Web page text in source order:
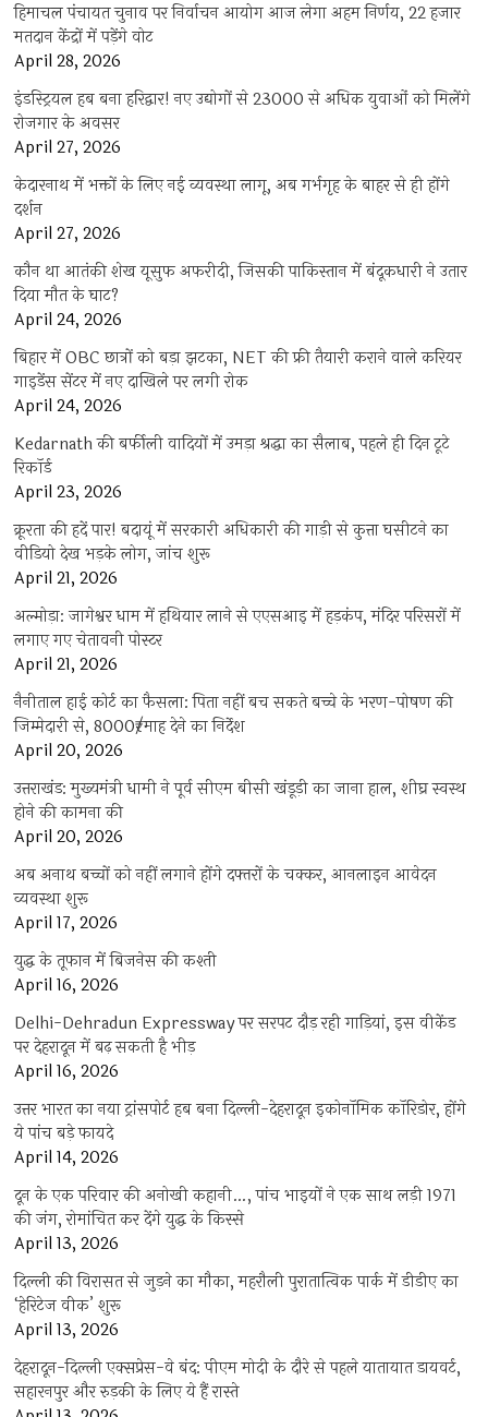
हिमाचल पंचायत चुनाव पर निर्वाचन आयोग आज लेगा अहम निर्णय, 22 हजार
मतदान केंद्रों में पड़ेंगे वोट
April 28, 2026
इंडस्ट्रियल हब बना हरिद्वार! नए उद्योगों से 23000 से अधिक युवाओं को मिलेंगे
रोजगार के अवसर
April 27, 2026
केदारनाथ में भक्तों के लिए नई व्यवस्था लागू, अब गर्भगृह के बाहर से ही होंगे
दर्शन
April 27, 2026
कौन था आतंकी शेख यूसुफ अफरीदी, जिसकी पाकिस्तान में बंदूकधारी ने उतार
दिया मौत के घाट?
April 24, 2026
बिहार में OBC छात्रों को बड़ा झटका, NET की फ्री तैयारी कराने वाले करियर
गाइडेंस सेंटर में नए दाखिले पर लगी रोक
April 24, 2026
Kedarnath की बर्फीली वादियों में उमड़ा श्रद्धा का सैलाब, पहले ही दिन टूटे
रिकॉर्ड
April 23, 2026
क्रूरता की हदें पार! बदायूं में सरकारी अधिकारी की गाड़ी से कुत्ता घसीटने का
वीडियो देख भड़के लोग, जांच शुरू
April 21, 2026
अल्मोड़ा: जागेश्वर धाम में हथियार लाने से एएसआइ में हड़कंप, मंदिर परिसरों में
लगाए गए चेतावनी पोस्टर
April 21, 2026
नैनीताल हाई कोर्ट का फैसला: पिता नहीं बच सकते बच्चे के भरण-पोषण की
जिम्मेदारी से, 8000₹/माह देने का निर्देश
April 20, 2026
उत्तराखंड: मुख्यमंत्री धामी ने पूर्व सीएम बीसी खंडूड़ी का जाना हाल, शीघ्र स्वस्थ
होने की कामना की
April 20, 2026
अब अनाथ बच्चों को नहीं लगाने होंगे दफ्तरों के चक्कर, आनलाइन आवेदन
व्यवस्था शुरू
April 17, 2026
युद्ध के तूफान में बिजनेस की कश्ती
April 16, 2026
Delhi-Dehradun Expressway पर सरपट दौड़ रही गाड़ियां, इस वीकेंड
पर देहरादून में बढ़ सकती है भीड़
April 16, 2026
उत्तर भारत का नया ट्रांसपोर्ट हब बना दिल्ली-देहरादून इकोनॉमिक कॉरिडोर, होंगे
ये पांच बड़े फायदे
April 14, 2026
दून के एक परिवार की अनोखी कहानी…, पांच भाइयों ने एक साथ लड़ी 1971
की जंग, रोमांचित कर देंगे युद्ध के किस्से
April 13, 2026
दिल्ली की विरासत से जुड़ने का मौका, महरौली पुरातात्विक पार्क में डीडीए का
‘हेरिटेज वीक’ शुरू
April 13, 2026
देहरादून-दिल्ली एक्सप्रेस-वे बंद: पीएम मोदी के दौरे से पहले यातायात डायवर्ट,
सहारनपुर और रुड़की के लिए ये हैं रास्ते